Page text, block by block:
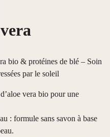
bio & protéines de blé – Soin
par le soleil
vera bio pour une
: formule sans savon à base